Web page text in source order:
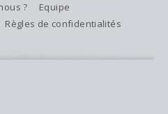
?
Equipe
Règles de confidentialités